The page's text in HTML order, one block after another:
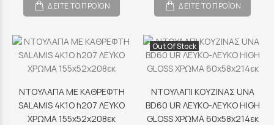
ΔΕΙΤΕ ΤΟ ΠΡΟΪΟΝ ΔΕΙΤΕ ΤΟ ΠΡΟΪΟΝ
ΝΤΟΥΛΑΠΑ ΜΕ ΚΑΘΡΕΦΤΗ
SALAMIS 4K1O h207 ΛΕΥΚΟ
ΧΡΩΜΑ 155x52x208εκ
Out Of Stock
ΝΤΟΥΛΑΠΙ ΚΟΥΖΙΝΑΣ UNA
BD60 UR ΛΕΥΚΟ-ΛΕΥΚΟ HIGH
GLOSS ΧΡΩΜΑ 60x58x214εκ